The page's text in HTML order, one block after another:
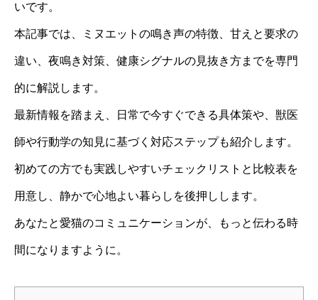
いです。
本記事では、ミヌエットの鳴き声の特徴、甘えと要求の
違い、夜鳴き対策、健康シグナルの見抜き方までを専門
的に解説します。
最新情報を踏まえ、日常で今すぐできる具体策や、獣医
師や行動学の知見に基づく対応ステップも紹介します。
初めての方でも実践しやすいチェックリストと比較表を
用意し、静かで心地よい暮らしを後押しします。
あなたと愛猫のコミュニケーションが、もっと伝わる時
間になりますように。